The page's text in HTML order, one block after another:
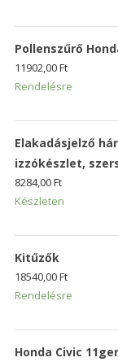
Pollenszűrő
11902,00Ft
Rendelésre
Elakadásjelző
izzókészlet,
8284,00Ft
Készleten
Kitűzők
18540,00Ft
Rendelésre
Honda Civic